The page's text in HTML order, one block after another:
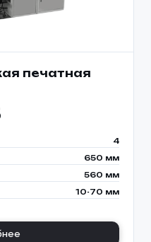
печатная
4
650 мм
560 мм
10-70 мм